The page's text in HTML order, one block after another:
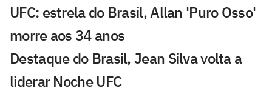
UFC: estrela do Brasil, Allan 'Puro Osso'
morre aos 34 anos
Destaque do Brasil, Jean Silva volta a
liderar Noche UFC